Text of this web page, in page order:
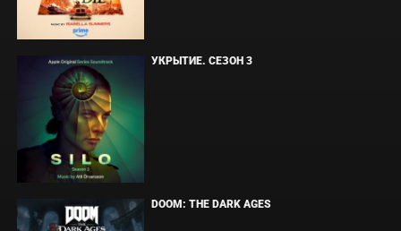
УКРЫТИЕ. СЕЗОН 3
DOOM: THE DARK AGES